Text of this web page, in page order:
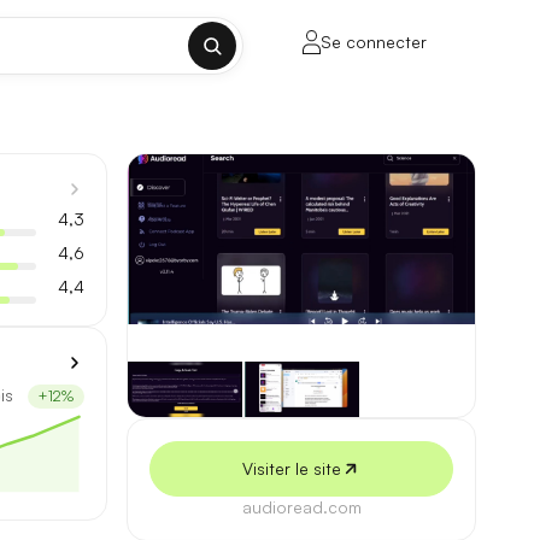
✕
sur la longueur de contexte, la
tenant, sans découpage manuel.
milliers de mots.
Se connecter
4,3
4,6
4,4
+12%
Visiter le site
audioread.com